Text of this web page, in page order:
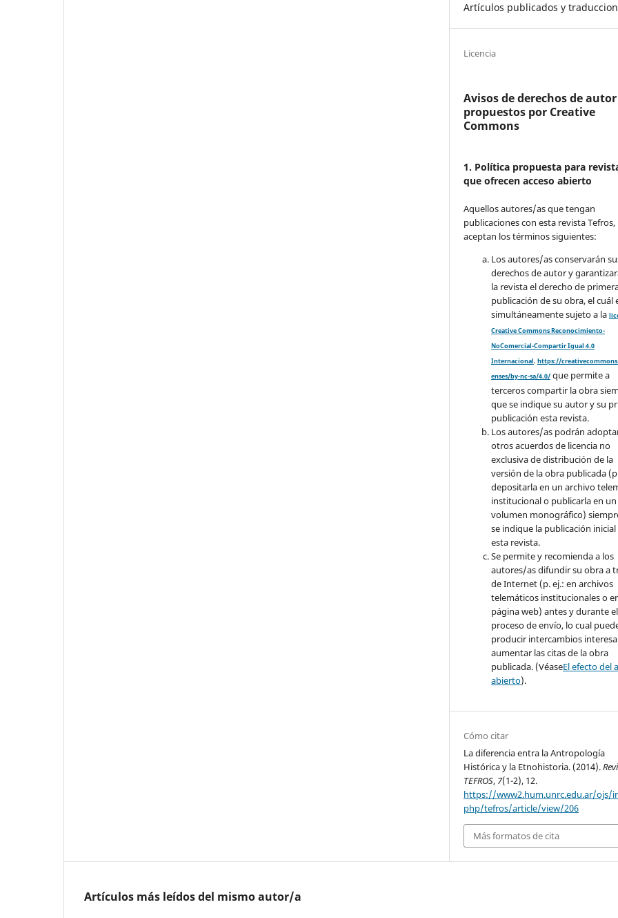
Artículos publicados y
Licencia
Avisos de derechos de autor
propuestos por Creative
Commons
1. Política propuesta para
que ofrecen acceso abierto
Aquellos autores/as que tengan
publicaciones con esta revista Tefros,
aceptan los términos siguientes:
Los autores/as conservarán
derechos de autor y
la revista el derecho de
publicación de su obra, el cuál
simultáneamente sujeto a la
Creative Commons Reconocimiento-
NoComercial-Compartir Igual 4.0
Internacional.https://
enses/by-nc-sa/4.0/ que permite a
terceros compartir la obra
que se indique su autor y su
publicación esta revista.
Los autores/as podrán
otros acuerdos de licencia no
exclusiva de distribución de la
versión de la obra publicada
depositarla en un archivo
institucional o publicarla en un
volumen monográfico)
se indique la publicación inicial
esta revista.
Se permite y recomienda a los
autores/as difundir su obra a
de Internet (p. ej.: en archivos
telemáticos institucionales o
página web) antes y durante el
proceso de envío, lo cual
producir intercambios
aumentar las citas de la obra
publicada. (VéaseEl efecto del
abierto).
Cómo citar
La diferencia entra la Antropología
Histórica y la Etnohistoria. (2014).
TEFROS, 7(1-2), 12.
https://www2.hum.unrc.edu.ar/ojs/
php/tefros/article/view/206
Más formatos de cita
Artículos más leídos del mismo autor/a